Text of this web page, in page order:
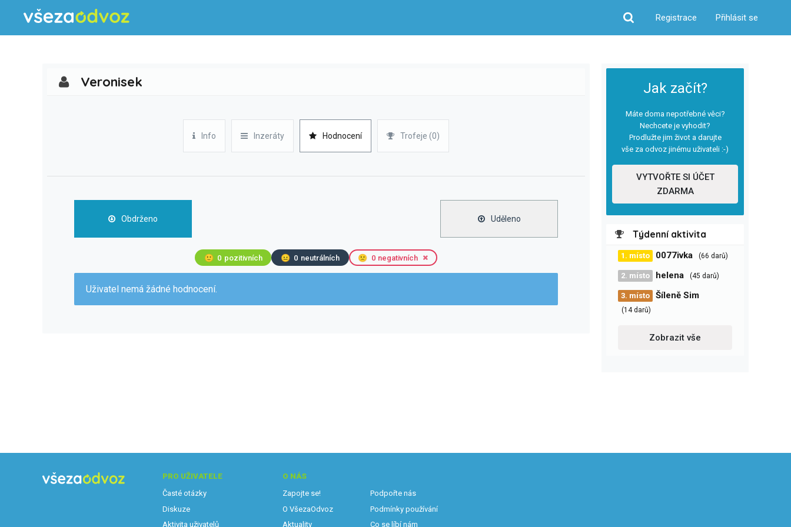
Hledat
Registrace Přihlásit se
Jak začít?
Máte doma nepotřebné věci?
Nechcete je vyhodit?
Prodlužte jim život a darujte
vše za odvoz jinému uživateli :-)
VYTVOŘTE SI ÚČET
ZDARMA
Týdenní aktivita
1. místo 0077ivka (66 darů)
2. místo helena (45 darů)
3. místo Šíleně Sim
(14 darů)
Zobrazit vše
Veronisek
Info Inzeráty Hodnocení Trofeje (0)
Obdrženo Uděleno
🙂 0 pozitivních 😐 0 neutrálních 🙁 0 negativních
Uživatel nemá žádné hodnocení.
PRO UŽIVATELE
Časté otázky
Diskuze
Aktivita uživatelů
O NÁS
Zapojte se!
O VšezaOdvoz
Aktuality
Podpořte nás
Podmínky používání
Co se líbí nám